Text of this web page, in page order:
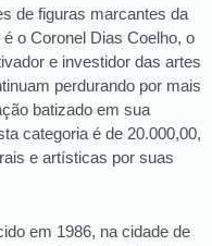
de figuras marcantes da
o Coronel Dias Coelho, o
e investidor das artes
perdurando por mais
batizado em sua
categoria é de 20.000,00,
e artísticas por suas
em 1986, na cidade de